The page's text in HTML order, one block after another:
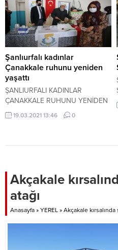
Şanlıurfalı kadınlar
Çanakkale ruhunu yeniden
yaşattı
ŞANLIURFALI KADINLAR
ÇANAKKALE RUHUNU YENİDEN
YAŞATTI
19.03.2021 13:46 0
Akçakale
atağı
Anasayfa » YEREL » Akçakale